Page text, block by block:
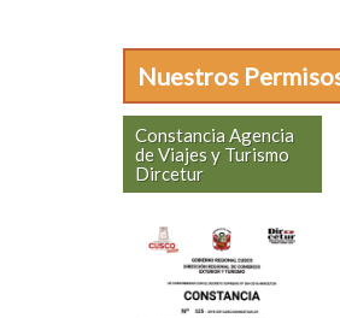
Nuestros
Constancia Agencia
de Viajes y Turismo
Dircetur